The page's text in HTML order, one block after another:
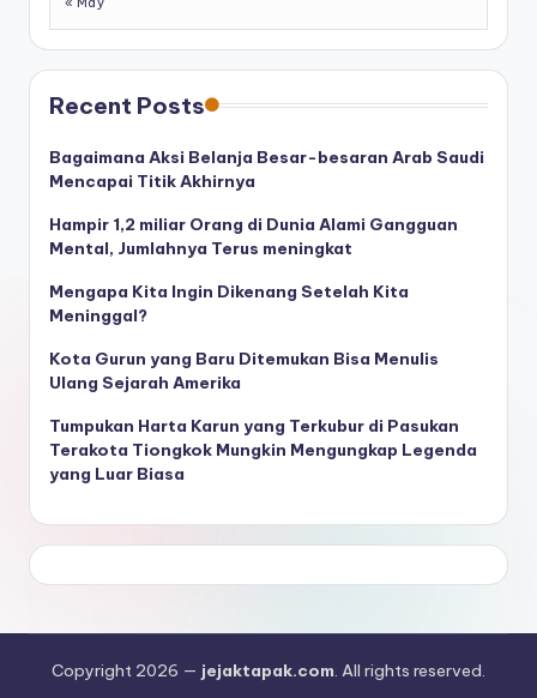
Recent Posts
Bagaimana Aksi Belanja Besar-besaran Arab Saudi
Mencapai Titik Akhirnya
Hampir 1,2 miliar Orang di Dunia Alami Gangguan
Mental, Jumlahnya Terus meningkat
Mengapa Kita Ingin Dikenang Setelah Kita
Meninggal?
Kota Gurun yang Baru Ditemukan Bisa Menulis
Ulang Sejarah Amerika
Tumpukan Harta Karun yang Terkubur di Pasukan
Terakota Tiongkok Mungkin Mengungkap Legenda
yang Luar Biasa
Copyright 2026 — jejaktapak.com . All rights reserved.